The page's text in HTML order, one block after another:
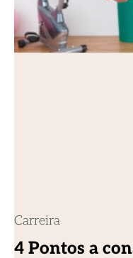
Carreira
4 Pontos a